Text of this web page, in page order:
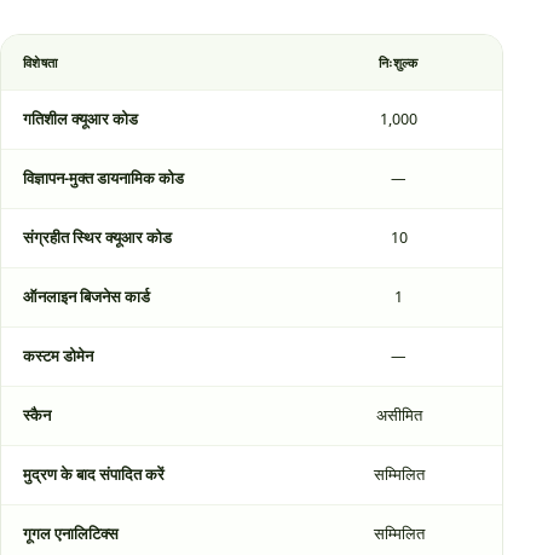
विशेषता निःशुल्क
गतिशील क्यूआर कोड 1,000
विज्ञापन-मुक्त डायनामिक कोड —
संग्रहीत स्थिर क्यूआर कोड 10
ऑनलाइन बिजनेस कार्ड 1
कस्टम डोमेन —
स्कैन असीमित
मुद्रण के बाद संपादित करें सम्मिलित
गूगल एनालिटिक्स सम्मिलित